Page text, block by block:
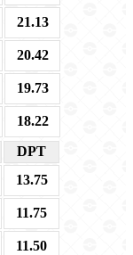
21.13
20.42
19.73
18.22
DPT
13.75
11.75
11.50